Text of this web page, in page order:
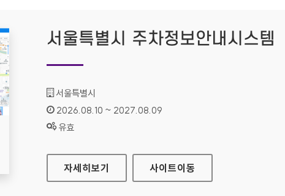
서울특별시 주차정보안내시스템
기관명 :
서울특별시
인증기간 :
2026.08.10 ~ 2027.08.09
상태 :
유효
서울특별시 주차정보안내시스템
자세히보기 사이트이동